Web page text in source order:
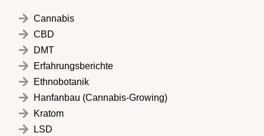
Cannabis
CBD
DMT
Erfahrungsberichte
Ethnobotanik
Hanfanbau (Cannabis-Growing)
Kratom
LSD